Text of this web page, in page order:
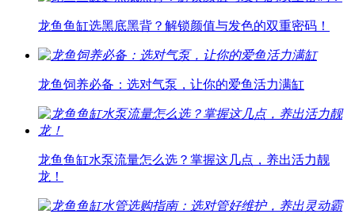
龙鱼鱼缸选黑底黑背？解锁颜值与发色的双重密码！
龙鱼饲养必备：选对气泵，让你的爱鱼活力满缸
龙鱼鱼缸水泵流量怎么选？掌握这几点，养出活力靓
龙！